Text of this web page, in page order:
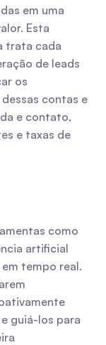
em uma
Esta
trata cada
de leads
os
contas e
e contato,
e taxas de
como
artificial
tempo real.
guiá-los para